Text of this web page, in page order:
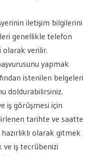
iletişim bilgilerini
genellikle telefon
olarak verilir.
yapmak
istenilen belgeleri
doldurabilirsiniz.
iş görüşmesi için
tarihte ve saatte
olarak gitmek
ve iş tecrübenizi